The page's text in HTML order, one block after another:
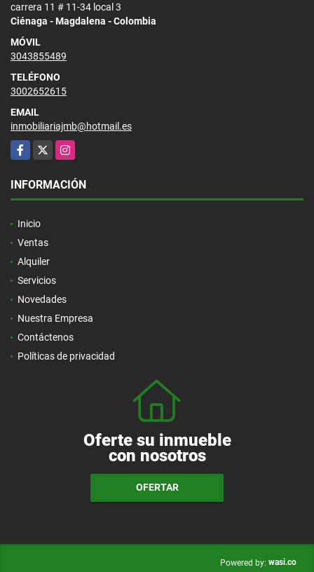
carrera 11 # 11-34 local 3
Ciénaga - Magdalena - Colombia
MÓVIL
3043855489
TELÉFONO
3002652615
EMAIL
inmobiliariajmb@hotmail.es
Facebook
X Instagram
INFORMACIÓN
Inicio
Ventas
Alquiler
Servicios
Novedades
Nuestra Empresa
Contáctenos
Políticas de privacidad
Oferte su inmueble
con nosotros
OFERTAR
Powered by: wasi.co